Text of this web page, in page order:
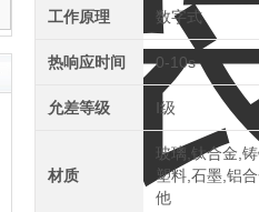
工作原理 数字式
热响应时间 0-10s
允差等级 Ⅰ级
材质
玻璃,钛合金,
塑料,石墨,铝
他